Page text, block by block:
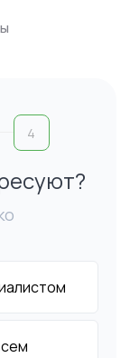
4